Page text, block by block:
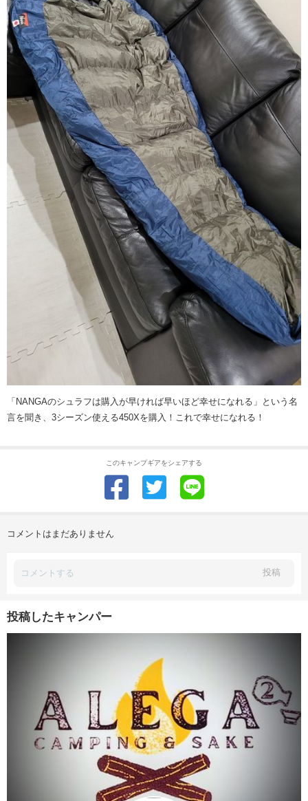
「NANGAのシュラフは購入が早ければ早いほど幸せになれる」という名
言を聞き、3シーズン使える450Xを購入！これで幸せになれる！
このキャンプギアをシェアする
コメントはまだありません
投稿
投稿したキャンパー